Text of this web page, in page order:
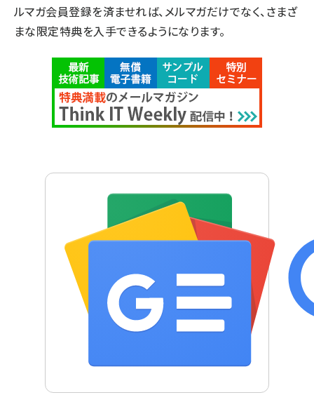
ルマガ会員登録を済ませれば、メルマガだけでなく、さまざ
まな限定特典を入手できるようになります。